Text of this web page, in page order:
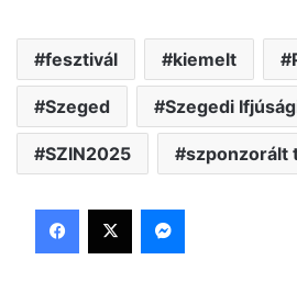
fesztivál kiemelt
Szeged Szegedi
SZIN2025 szponzorált
Facebook
X Messenger